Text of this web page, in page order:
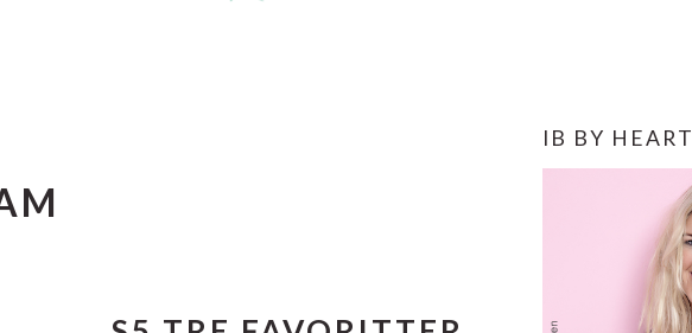
PRIMÆR
IB BY HEART